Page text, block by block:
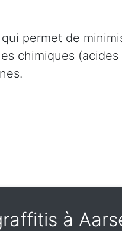
permet de
chimiques
à